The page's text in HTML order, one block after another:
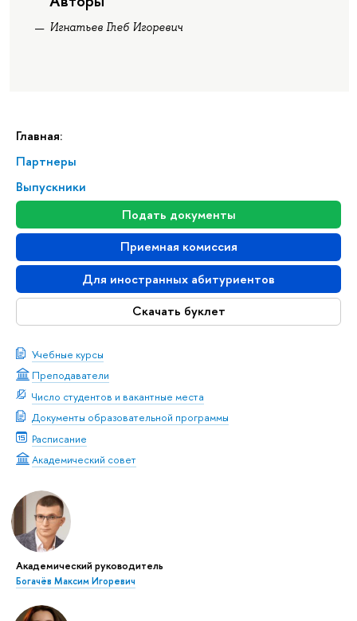
Главная:
Партнеры
Выпускники
Подать документы
Приемная комиссия
Для иностранных абитуриентов
Скачать буклет
Учебные курсы
Преподаватели
Число студентов и вакантные места
Документы образовательной программы
Расписание
Академический совет
Академический руководитель
Богачёв Максим Игоревич
Игнатьев Глеб Игоревич